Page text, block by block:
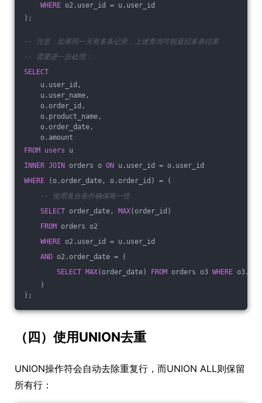
WHERE o2.user_id = u.user_id
);
-- 注意：如果同一天有多条记录，上述查询可能返回多条结果
-- 需要进一步处理：
SELECT
u.user_id,
u.user_name,
o.order_id,
o.product_name,
o.order_date,
o.amount
FROM
users u
INNER JOIN orders o ON u.user_id = o.user_id
WHERE (o.order_date, o.order_id) = (
-- 使用复合条件确保唯一性
SELECT order_date, MAX(order_id)
FROM orders o2
WHERE o2.user_id = u.user_id
AND o2.order_date = (
SELECT MAX(order_date) FROM orders o3 WHERE
)
);
（四）使用UNION去重
UNION操作符会自动去除重复行，而UNION ALL则保留
所有行：